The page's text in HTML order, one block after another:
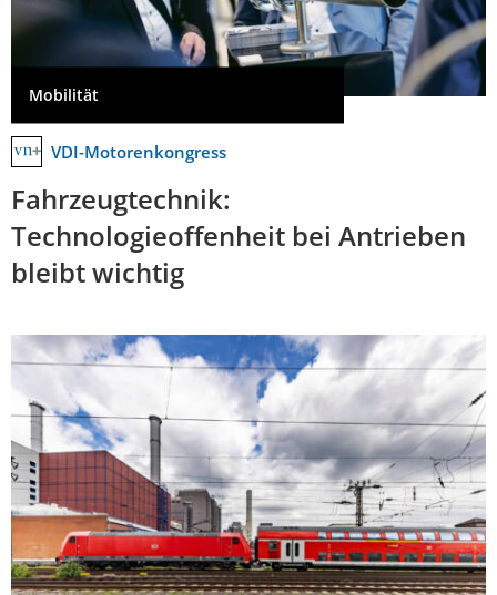
Mobilität
VDI-Motorenkongress
Fahrzeugtechnik:
Technologieoffenheit bei Antrieben
bleibt wichtig